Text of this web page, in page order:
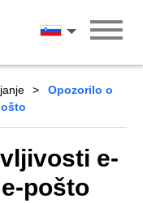
Slovenščina
Opozorilo o
e-
pošto